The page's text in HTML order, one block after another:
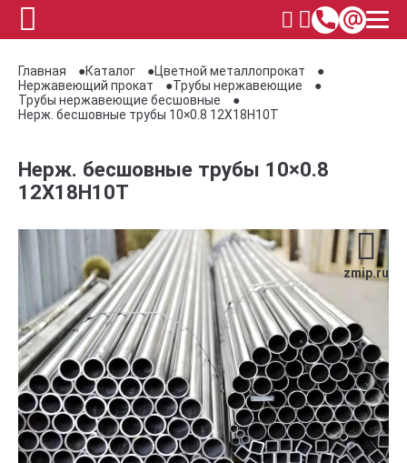
Главная Каталог
Цветной металлопрокат
Нержавеющий прокат
Трубы нержавеющие
Трубы нержавеющие бесшовные
Нерж. бесшовные трубы 10×0.8 12Х18Н10Т
Нерж. бесшовные трубы 10×0.8
12Х18Н10Т
zmip.ru